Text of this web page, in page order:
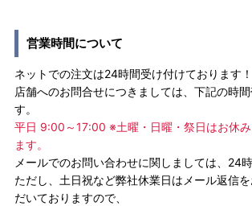
営業時間について
ネットでの注文は24時間受け付けております！
店舗へのお問合せにつきましては、下記の時
す。
平日 9:00～17:00 ※土曜・日曜・祭日はお休
ます。
メールでのお問い合わせに関しましては、24
ただし、土日祝など弊社休業日はメール返信
だいておりますので、